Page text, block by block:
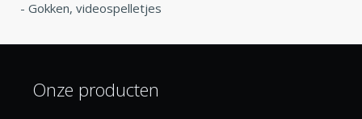
- Gokken, videospelletjes
Onze producten